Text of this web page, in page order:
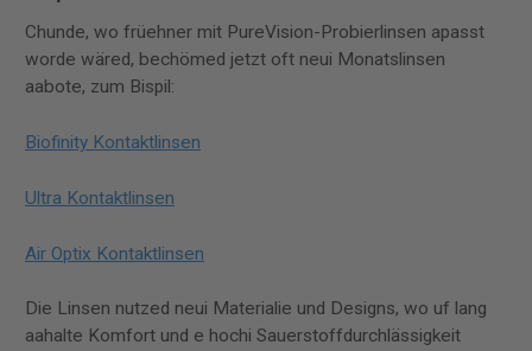
Chunde, wo früehner mit PureVision-Probierlinsen apasst
worde wäred, bechömed jetzt oft neui Monatslinsen
aabote, zum Bispil:
Biofinity Kontaktlinsen
Ultra Kontaktlinsen
Air Optix Kontaktlinsen
Die Linsen nutzed neui Materialie und Designs, wo uf lang
aahalte Komfort und e hochi Sauerstoffdurchlässigkeit